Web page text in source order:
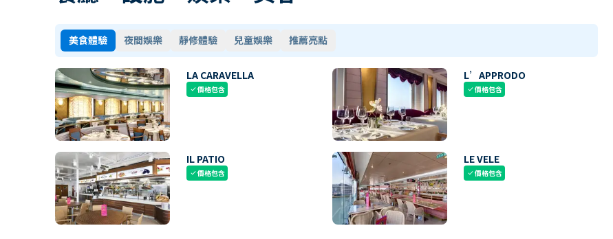
美食體驗 夜間娛樂 靜修體驗 兒童娛樂 推薦亮點
LA CARAVELLA
check價格包含
L’APPRODO
check價格包含
IL PATIO
check價格包含
LE VELE
check價格包含